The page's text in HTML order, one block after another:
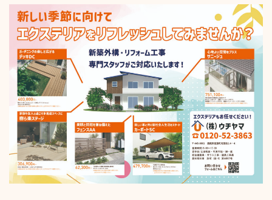
採用情報トップ
採用担当からのお知らせ
新卒募集要項
中途募集要項
採用応募
関連サイト
お問い合わせ